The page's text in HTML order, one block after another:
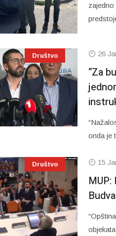
Društvo 26
“Za
onda je
Društvo 15
Budva